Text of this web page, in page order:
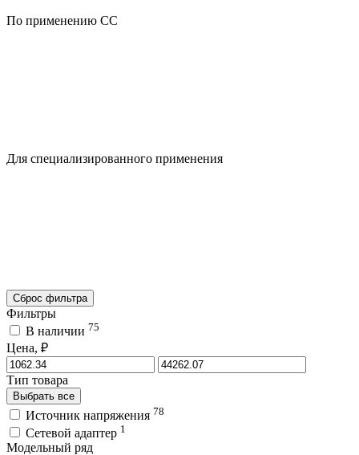
По применению CC
Для специализированного применения
Сброс фильтра
Фильтры
В наличии 75
Цена, ₽
Тип товара
Выбрать все
Источник напряжения 78
Сетевой адаптер 1
Модельный ряд